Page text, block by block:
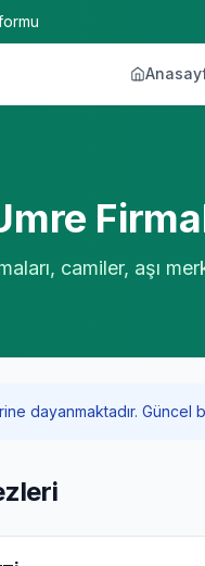
camiler, aşı
dayanmaktadır.